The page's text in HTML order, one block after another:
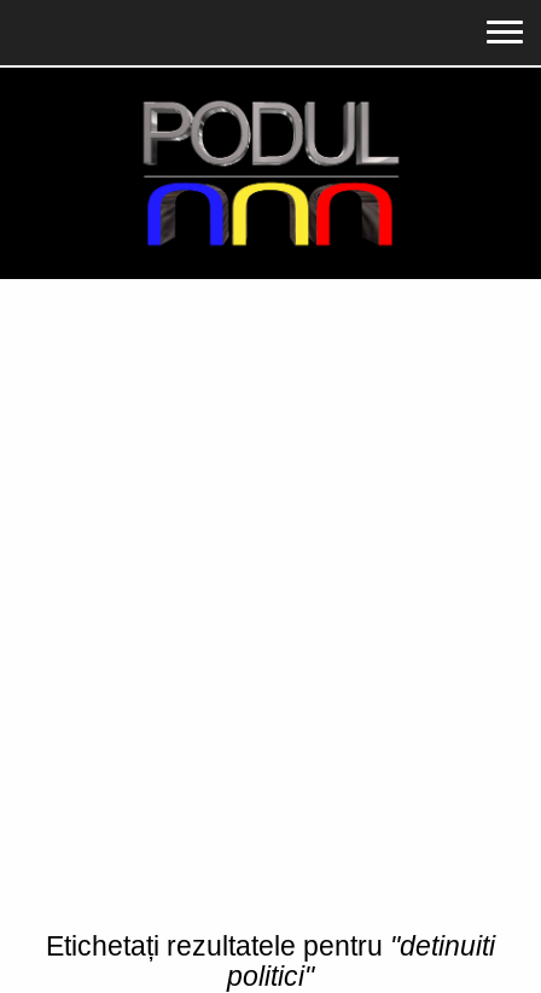
Etichetați rezultatele pentru "detinuiti
politici"